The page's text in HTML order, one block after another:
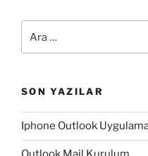
SON YAZILAR
Iphone Outlook